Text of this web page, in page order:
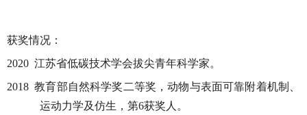
获奖情况：
2020 江苏省低碳技术学会拔尖青年科学家。
2018教育部自然科学奖二等奖，动物与表面可靠附着机制、
运动力学及仿生，第6获奖人。